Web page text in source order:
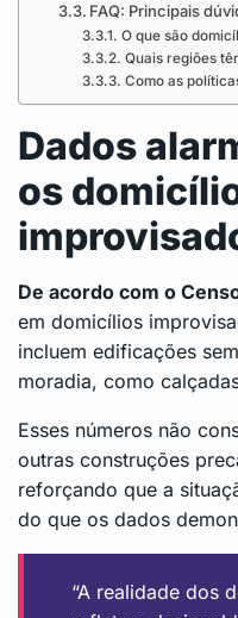
FAQ: Principais
O que são
Quais regiões
Como as
Dados
os
De acordo com o
em domicílios
incluem edificações
moradia, como
Esses números não
outras construções
reforçando que a
do que os dados
“A realidade dos